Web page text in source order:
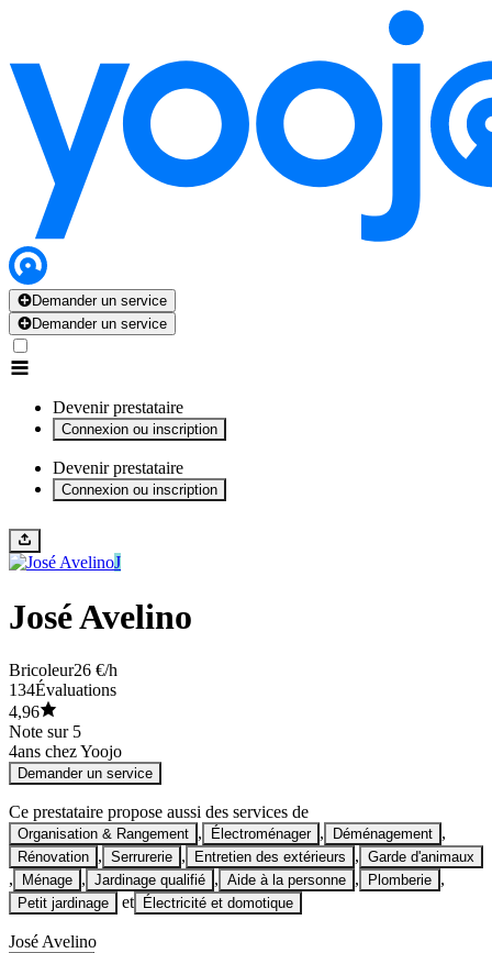
Demander un service
Demander un service
Devenir prestataire
Connexion ou inscription
Devenir prestataire
Connexion ou inscription
J
José Avelino
Bricoleur26 €/h
134Évaluations
4,96
Note sur 5
4ans chez Yoojo
Demander un service
Ce prestataire propose aussi des services de
Organisation & Rangement , Électroménager , Déménagement ,
Rénovation , Serrurerie , Entretien des extérieurs , Garde d'animaux
, Ménage , Jardinage qualifié , Aide à la personne , Plomberie ,
Petit jardinage et Électricité et domotique
José Avelino